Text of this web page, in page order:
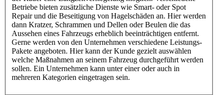
Betriebe bieten zusätzliche Dienste wie Smart- oder Spot
Repair und die Beseitigung von Hagelschäden an. Hier werden
dann Kratzer, Schrammen und Dellen oder Beulen die das
Aussehen eines Fahrzeugs erheblich beeinträchtigen entfernt.
Gerne werden von den Unternehmen verschiedene Leistungs-
Pakete angeboten. Hier kann der Kunde gezielt auswählen
welche Maßnahmen an seinem Fahrzeug durchgeführt werden
sollen. Ein Unternehmen kann unter einer oder auch in
mehreren Kategorien eingetragen sein.